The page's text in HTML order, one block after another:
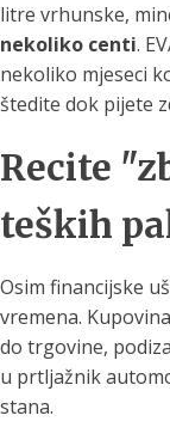
litre vrhunske,
nekoliko centi.
nekoliko mjeseci
štedite dok pijete
Recite
teških
Osim financijske
vremena.
do trgovine,
u prtljažnik
stana.